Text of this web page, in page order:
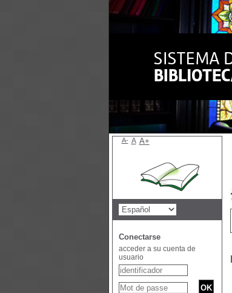
A- A A+
Conectarse
acceder a su cuenta de
usuario